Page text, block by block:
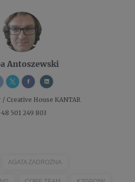
Antoszewski
/ Creative House KANTAR
501 249 803
AGATA ZADROŻNA